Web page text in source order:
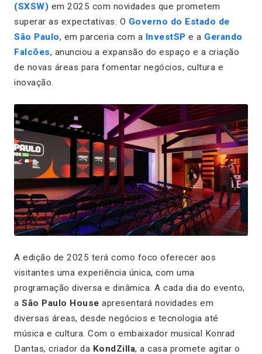
(SXSW) em 2025 com novidades que prometem
superar as expectativas. O Governo do Estado de
São Paulo, em parceria com a InvestSP e a Gerando
Falcões, anunciou a expansão do espaço e a criação
de novas áreas para fomentar negócios, cultura e
inovação.
A edição de 2025 terá como foco oferecer aos
visitantes uma experiência única, com uma
programação diversa e dinâmica. A cada dia do evento,
a São Paulo House apresentará novidades em
diversas áreas, desde negócios e tecnologia até
música e cultura. Com o embaixador musical Konrad
Dantas, criador da KondZilla, a casa promete agitar o